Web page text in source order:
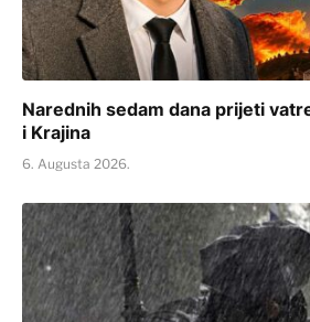
Narednih sedam dana prijeti
i Krajina
6. Augusta 2026.